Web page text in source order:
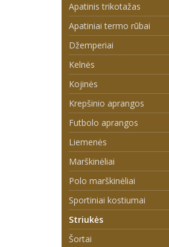
Apatinis trikotažas
Apatiniai termo rūbai
Džemperiai
Kelnės
Kojinės
Krepšinio aprangos
Futbolo aprangos
Liemenės
Marškinėliai
Polo marškinėliai
Sportiniai kostiumai
Striukės
Šortai